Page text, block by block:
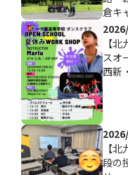
倉キ
【
スオ
西新
【
段の